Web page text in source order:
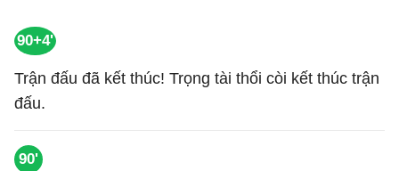
90+4'
Trận đấu đã kết thúc! Trọng tài thổi còi kết thúc trận
đấu.
90'